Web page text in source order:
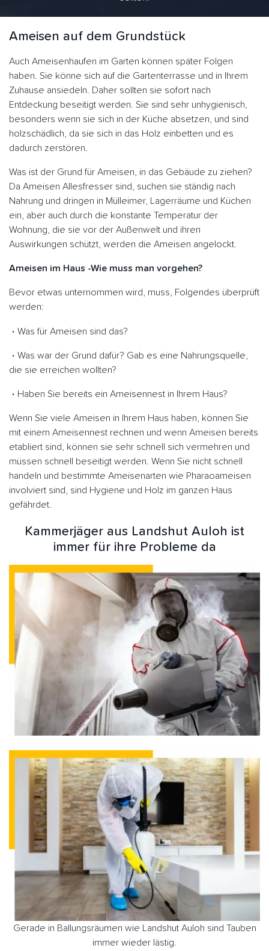
Ameisen auf dem Grundstück
Auch Ameisenhaufen im Garten können später Folgen
haben. Sie könne sich auf die Gartenterrasse und in Ihrem
Zuhause ansiedeln. Daher sollten sie sofort nach
Entdeckung beseitigt werden. Sie sind sehr unhygienisch,
besonders wenn sie sich in der Küche absetzen, und sind
holzschädlich, da sie sich in das Holz einbetten und es
dadurch zerstören.
Was ist der Grund für Ameisen, in das Gebäude zu ziehen?
Da Ameisen Allesfresser sind, suchen sie ständig nach
Nahrung und dringen in Mülleimer, Lagerräume und Küchen
ein, aber auch durch die konstante Temperatur der
Wohnung, die sie vor der Außenwelt und ihren
Auswirkungen schützt, werden die Ameisen angelockt.
Ameisen im Haus -Wie muss man vorgehen?
Bevor etwas unternommen wird, muss, Folgendes überprüft
werden:
Was für Ameisen sind das?
Was war der Grund dafür? Gab es eine Nahrungsquelle,
die sie erreichen wollten?
Haben Sie bereits ein Ameisennest in Ihrem Haus?
Wenn Sie viele Ameisen in Ihrem Haus haben, können Sie
mit einem Ameisennest rechnen und wenn Ameisen bereits
etabliert sind, können sie sehr schnell sich vermehren und
müssen schnell beseitigt werden. Wenn Sie nicht schnell
handeln und bestimmte Ameisenarten wie Pharaoameisen
involviert sind, sind Hygiene und Holz im ganzen Haus
gefährdet.
Kammerjäger aus Landshut Auloh ist
immer für ihre Probleme da
Gerade in Ballungsräumen wie Landshut Auloh sind Tauben
immer wieder lästig.